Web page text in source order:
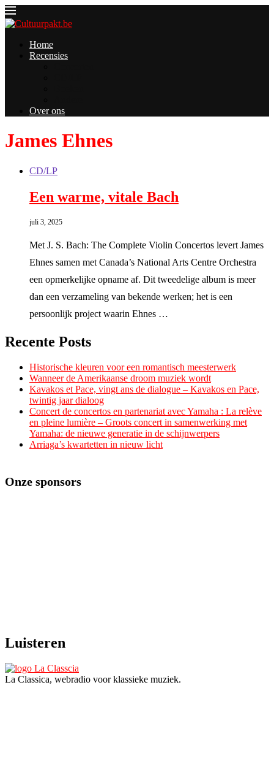
Home
Recensies
Over ons
James Ehnes
CD/LP
Een warme, vitale Bach
juli 3, 2025
Met J. S. Bach: The Complete Violin Concertos levert James
Ehnes samen met Canada’s National Arts Centre Orchestra
een opmerkelijke opname af. Dit tweedelige album is meer
dan een verzameling van bekende werken; het is een
persoonlijk project waarin Ehnes …
Recente Posts
Historische kleuren voor een romantisch meesterwerk
Wanneer de Amerikaanse droom muziek wordt
Kavakos et Pace, vingt ans de dialogue – Kavakos en Pace,
twintig jaar dialoog
Concert de concertos en partenariat avec Yamaha : La relève
en pleine lumière – Groots concert in samenwerking met
Yamaha: de nieuwe generatie in de schijnwerpers
Arriaga’s kwartetten in nieuw licht
Onze sponsors
Luisteren
La Classica, webradio voor klassieke muziek.